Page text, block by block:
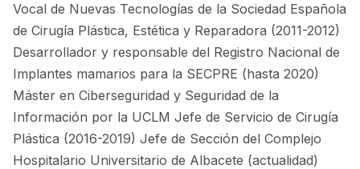
Vocal de Nuevas Tecnologías de la Sociedad Española
de Cirugía Plástica, Estética y Reparadora (2011-2012)
Desarrollador y responsable del Registro Nacional de
Implantes mamarios para la SECPRE (hasta 2020)
Máster en Ciberseguridad y Seguridad de la
Información por la UCLM Jefe de Servicio de Cirugía
Plástica (2016-2019) Jefe de Sección del Complejo
Hospitalario Universitario de Albacete (actualidad)